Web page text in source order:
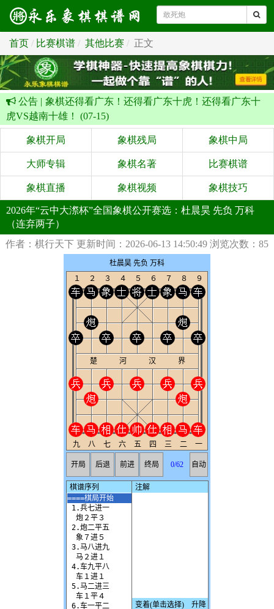
首页 比赛棋谱 其他比赛 正文
公告 | 象棋还得看广东！还得看广东十虎！还得看广东十
虎VS越南十雄！ (07-15)
象棋开局 象棋残局 象棋中局
大师专辑 象棋名著 比赛棋谱
象棋直播 象棋视频 象棋技巧
2026年“云中大漈杯”全国象棋公开赛选：杜晨昊 先负 万科
（连弃两子）
作者：棋行天下 更新时间：2026-06-13 14:50:49 浏览次数：85